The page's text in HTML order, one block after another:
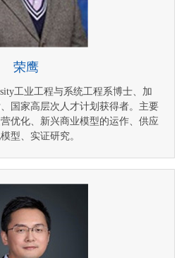
荣鹰
工业工程与系统工程系博士、加
国家高层次人才计划获得者。主要
优化、新兴商业模型的运作、供应
型、实证研究。